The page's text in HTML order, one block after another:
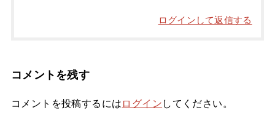
ログインして返信する
コメントを残す
コメントを投稿するには ログイン してください。